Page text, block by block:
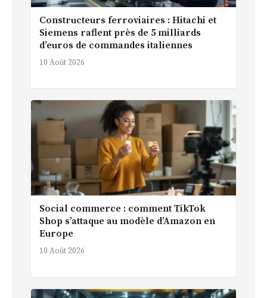
Constructeurs ferroviaires : Hitachi et
Siemens raflent près de 5 milliards
d’euros de commandes italiennes
10 Août 2026
Social commerce : comment TikTok
Shop s’attaque au modèle d’Amazon en
Europe
10 Août 2026